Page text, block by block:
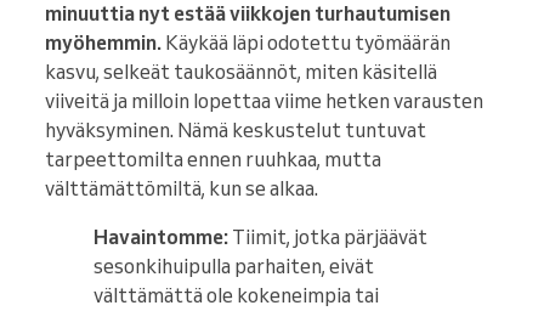
minuuttia nyt estää viikkojen turhautumisen
myöhemmin. Käykää läpi odotettu työmäärän
kasvu, selkeät taukosäännöt, miten käsitellä
viiveitä ja milloin lopettaa viime hetken varausten
hyväksyminen. Nämä keskustelut tuntuvat
tarpeettomilta ennen ruuhkaa, mutta
välttämättömiltä, kun se alkaa.
Havaintomme: Tiimit, jotka pärjäävät
sesonkihuipulla parhaiten, eivät
välttämättä ole kokeneimpia tai